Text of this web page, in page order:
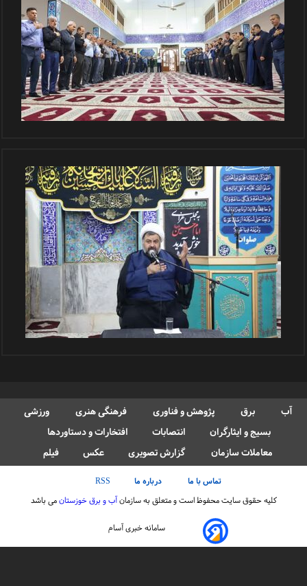
آب برق پژوهش و فناوری فرهنگی هنری
ورزشی
بسیج و ایثارگران
انتصابات
افتخارات و دستاوردها
معاملات سازمان
گزارش تصویری عکس فیلم
تماس با ما درباره ما
RSS
کلیه حقوق سایت محفوظ است و متعلق به سازمانآب و برق خوزستانمی باشد
سامانه خبری آسام